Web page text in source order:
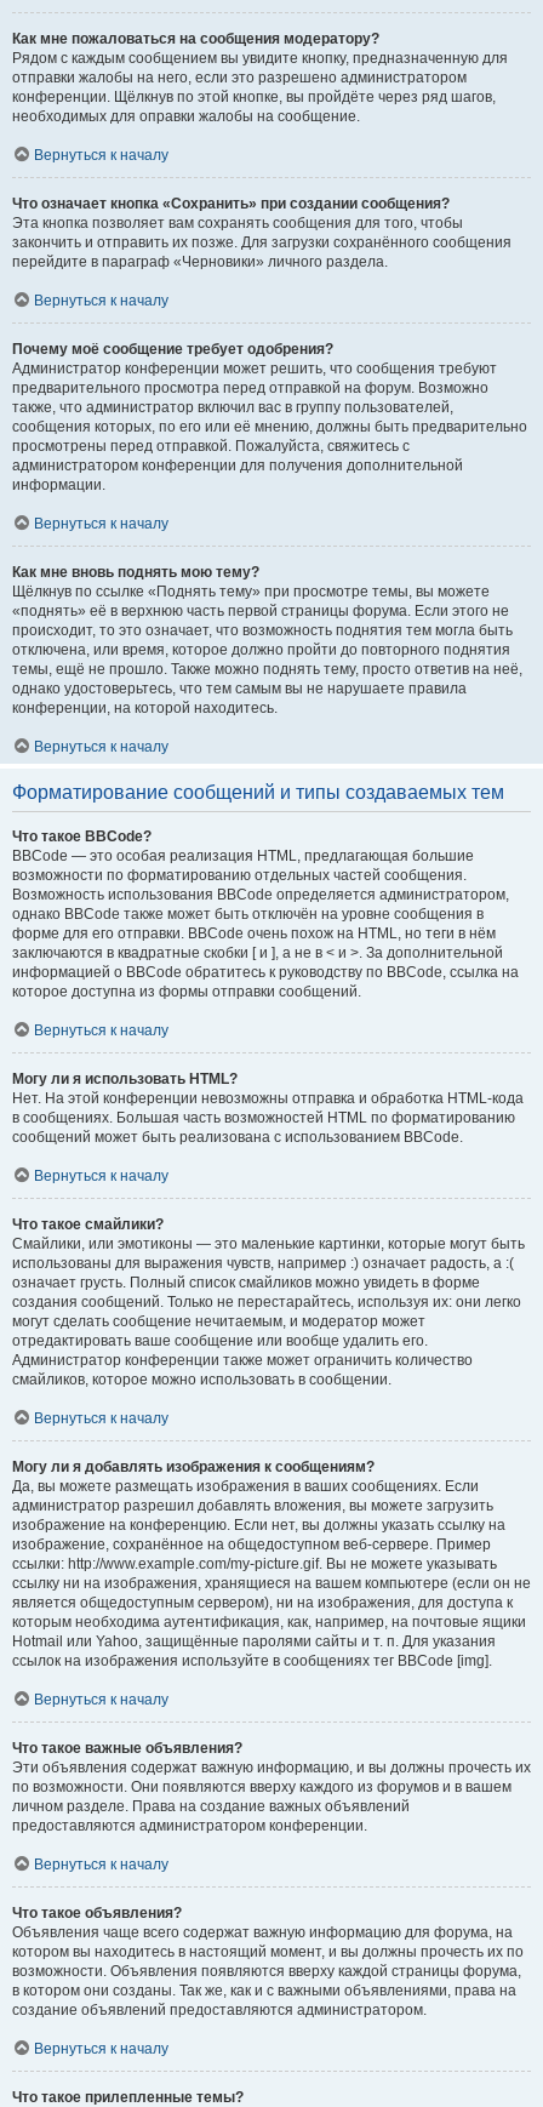
Как мне пожаловаться на сообщения модератору?
Рядом с каждым сообщением вы увидите кнопку, предназначенную для
отправки жалобы на него, если это разрешено администратором
конференции. Щёлкнув по этой кнопке, вы пройдёте через ряд шагов,
необходимых для оправки жалобы на сообщение.
Вернуться к началу
Что означает кнопка «Сохранить» при создании сообщения?
Эта кнопка позволяет вам сохранять сообщения для того, чтобы
закончить и отправить их позже. Для загрузки сохранённого сообщения
перейдите в параграф «Черновики» личного раздела.
Вернуться к началу
Почему моё сообщение требует одобрения?
Администратор конференции может решить, что сообщения требуют
предварительного просмотра перед отправкой на форум. Возможно
также, что администратор включил вас в группу пользователей,
сообщения которых, по его или её мнению, должны быть предварительно
просмотрены перед отправкой. Пожалуйста, свяжитесь с
администратором конференции для получения дополнительной
информации.
Вернуться к началу
Как мне вновь поднять мою тему?
Щёлкнув по ссылке «Поднять тему» при просмотре темы, вы можете
«поднять» её в верхнюю часть первой страницы форума. Если этого не
происходит, то это означает, что возможность поднятия тем могла быть
отключена, или время, которое должно пройти до повторного поднятия
темы, ещё не прошло. Также можно поднять тему, просто ответив на неё,
однако удостоверьтесь, что тем самым вы не нарушаете правила
конференции, на которой находитесь.
Вернуться к началу
Форматирование сообщений и типы создаваемых тем
Что такое BBCode?
BBCode — это особая реализация HTML, предлагающая большие
возможности по форматированию отдельных частей сообщения.
Возможность использования BBCode определяется администратором,
однако BBCode также может быть отключён на уровне сообщения в
форме для его отправки. BBCode очень похож на HTML, но теги в нём
заключаются в квадратные скобки [ и ], а не в < и >. За дополнительной
информацией о BBCode обратитесь к руководству по BBCode, ссылка на
которое доступна из формы отправки сообщений.
Вернуться к началу
Могу ли я использовать HTML?
Нет. На этой конференции невозможны отправка и обработка HTML-кода
в сообщениях. Большая часть возможностей HTML по форматированию
сообщений может быть реализована с использованием BBCode.
Вернуться к началу
Что такое смайлики?
Смайлики, или эмотиконы — это маленькие картинки, которые могут быть
использованы для выражения чувств, например :) означает радость, а :(
означает грусть. Полный список смайликов можно увидеть в форме
создания сообщений. Только не перестарайтесь, используя их: они легко
могут сделать сообщение нечитаемым, и модератор может
отредактировать ваше сообщение или вообще удалить его.
Администратор конференции также может ограничить количество
смайликов, которое можно использовать в сообщении.
Вернуться к началу
Могу ли я добавлять изображения к сообщениям?
Да, вы можете размещать изображения в ваших сообщениях. Если
администратор разрешил добавлять вложения, вы можете загрузить
изображение на конференцию. Если нет, вы должны указать ссылку на
изображение, сохранённое на общедоступном веб-сервере. Пример
ссылки: http://www.example.com/my-picture.gif. Вы не можете указывать
ссылку ни на изображения, хранящиеся на вашем компьютере (если он не
является общедоступным сервером), ни на изображения, для доступа к
которым необходима аутентификация, как, например, на почтовые ящики
Hotmail или Yahoo, защищённые паролями сайты и т. п. Для указания
ссылок на изображения используйте в сообщениях тег BBCode [img].
Вернуться к началу
Что такое важные объявления?
Эти объявления содержат важную информацию, и вы должны прочесть их
по возможности. Они появляются вверху каждого из форумов и в вашем
личном разделе. Права на создание важных объявлений
предоставляются администратором конференции.
Вернуться к началу
Что такое объявления?
Объявления чаще всего содержат важную информацию для форума, на
котором вы находитесь в настоящий момент, и вы должны прочесть их по
возможности. Объявления появляются вверху каждой страницы форума,
в котором они созданы. Так же, как и с важными объявлениями, права на
создание объявлений предоставляются администратором.
Вернуться к началу
Что такое прилепленные темы?